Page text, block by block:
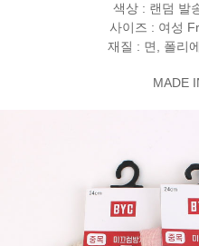
색상 : 랜덤 발
사이즈 : 여성
재질 : 면, 폴리
MADE